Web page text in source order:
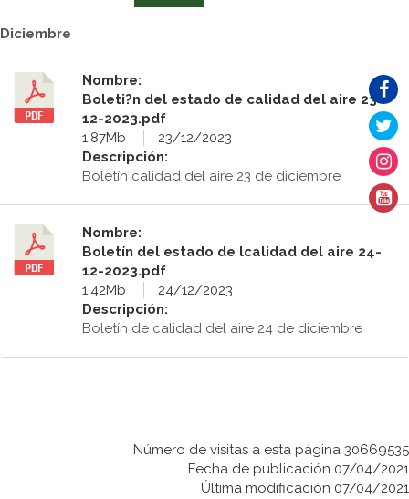
Diciembre
Nombre:
Boleti?n del estado de calidad del aire 23-
12-2023.pdf
1.87Mb
23/12/2023
Descripción:
Boletín calidad del aire 23 de diciembre
Nombre:
Boletín del estado de lcalidad del aire 24-
12-2023.pdf
1.42Mb
24/12/2023
Descripción:
Boletín de calidad del aire 24 de diciembre
Número de visitas a esta página 30669535
Fecha de publicación 07/04/2021
Última modificación 07/04/2021